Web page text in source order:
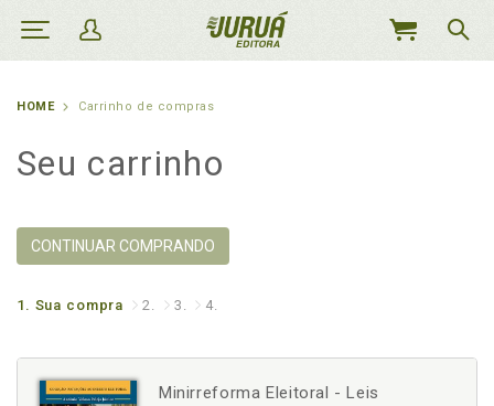
MEU
HOME Carrinho de compras
Seu carrinho
CONTINUAR COMPRANDO
1. Sua compra 2. 3. 4.
Minirreforma Eleitoral - Leis